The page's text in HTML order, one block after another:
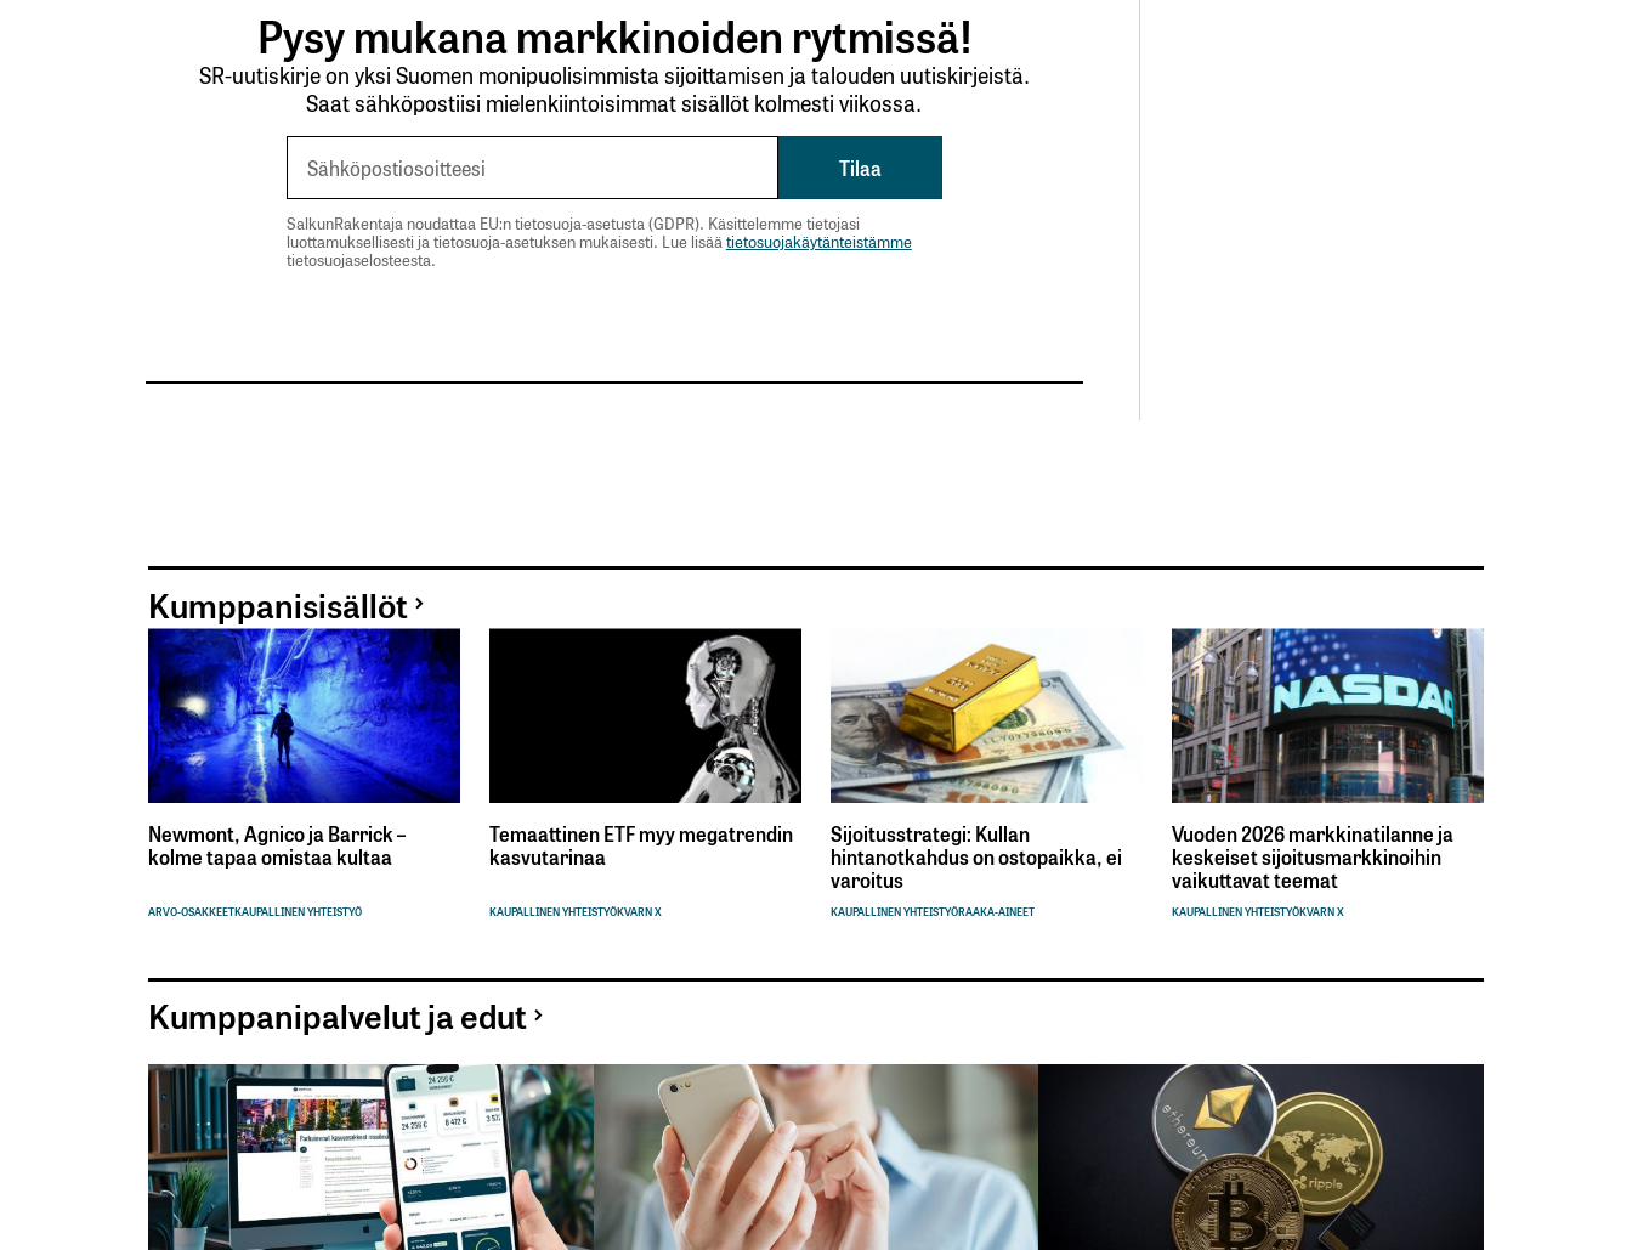
Pysy mukana markkinoiden rytmissä!
SR-uutiskirje on yksi Suomen monipuolisimmista sijoittamisen ja talouden uutiskirjeistä.
Saat sähköpostiisi mielenkiintoisimmat sisällöt kolmesti viikossa.
SalkunRakentaja noudattaa EU:n tietosuoja-asetusta (GDPR). Käsittelemme tietojasi
luottamuksellisesti ja tietosuoja-asetuksen mukaisesti. Lue lisäätietosuojakäytänteistämme
tietosuojaselosteesta.
Kumppanisisällöt
Newmont, Agnico ja Barrick –
kolme tapaa omistaa kultaa
ARVO-OSAKKEETKAUPALLINEN YHTEISTYÖ
Temaattinen ETF myy megatrendin
kasvutarinaa
KAUPALLINEN YHTEISTYÖKVARN X
Sijoitusstrategi: Kullan
hintanotkahdus on ostopaikka, ei
varoitus
KAUPALLINEN YHTEISTYÖRAAKA-AINEET
Vuoden 2026 markkinatilanne ja
keskeiset sijoitusmarkkinoihin
vaikuttavat teemat
KAUPALLINEN YHTEISTYÖKVARN X
Kumppanipalvelut ja edut